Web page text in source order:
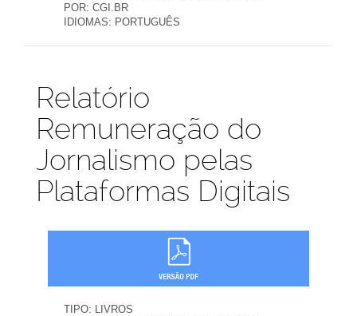
POR: CGI.BR
IDIOMAS: PORTUGUÊS
Publicações
Relatório
Remuneração do
Jornalismo pelas
Plataformas Digitais
TIPO: LIVROS